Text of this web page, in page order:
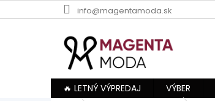
na
info@magentamoda.sk
🔥 LETNÝ VÝPREDAJ VÝBER